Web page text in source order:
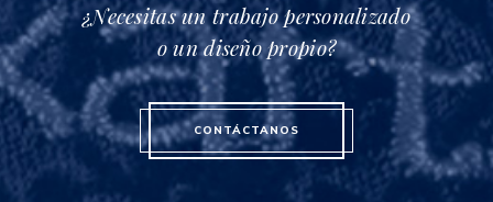
¿Necesitas un trabajo personalizado
o un diseño propio?
CONTÁCTANOS